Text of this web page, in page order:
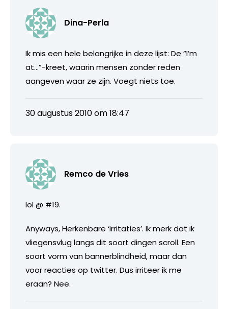
Dina-Perla
Ik mis een hele belangrijke in deze lijst: De “I’m
at…”-kreet, waarin mensen zonder reden
aangeven waar ze zijn. Voegt niets toe.
30 augustus 2010 om 18:47
Remco de Vries
lol @ #19.
Anyways, Herkenbare ‘irritaties’. Ik merk dat ik
vliegensvlug langs dit soort dingen scroll. Een
soort vorm van bannerblindheid, maar dan
voor reacties op twitter. Dus irriteer ik me
eraan? Nee.